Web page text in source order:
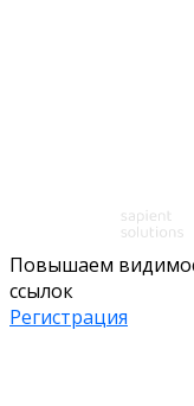
Повышаем
ссылок
Регистрация